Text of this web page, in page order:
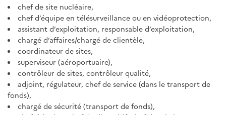
chef de site nucléaire,
chef d’équipe en télésurveillance ou en vidéoprotection,
assistant d’exploitation, responsable d’exploitation,
chargé d’affaires/chargé de clientèle,
coordinateur de sites,
superviseur (aéroportuaire),
contrôleur de sites, contrôleur qualité,
adjoint, régulateur, chef de service (dans le transport de
fonds),
chargé de sécurité (transport de fonds),